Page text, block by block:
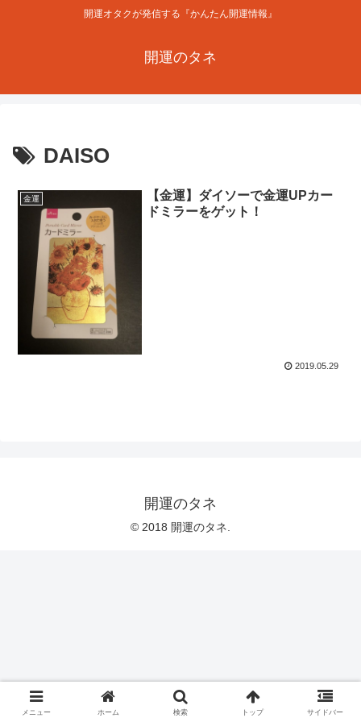
開運オタクが発信する『かんたん開運情報』
開運のタネ
DAISO
金運
【金運】ダイソーで金運UPカー
ドミラーをゲット！
2019.05.29
開運のタネ
© 2018 開運のタネ.
メニュー ホーム 検索 トップ サイドバー